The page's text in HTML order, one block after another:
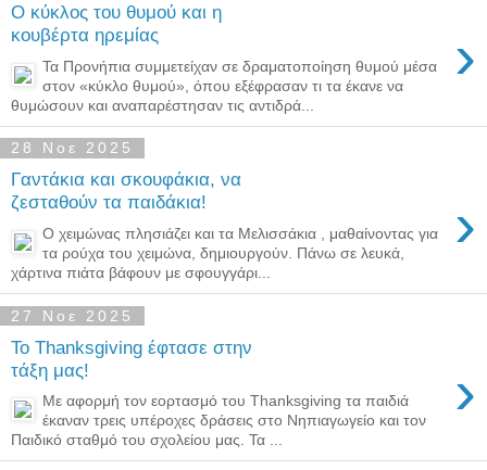
Ο κύκλος του θυμού και η
κουβέρτα ηρεμίας
›
Τα Προνήπια συμμετείχαν σε δραματοποίηση θυμού μέσα
στον «κύκλο θυμού», όπου εξέφρασαν τι τα έκανε να
θυμώσουν και αναπαρέστησαν τις αντιδρά...
28 Νοε 2025
Γαντάκια και σκουφάκια, να
ζεσταθούν τα παιδάκια!
›
Ο χειμώνας πλησιάζει και τα Μελισσάκια , μαθαίνοντας για
τα ρούχα του χειμώνα, δημιουργούν. Πάνω σε λευκά,
χάρτινα πιάτα βάφουν με σφουγγάρι...
27 Νοε 2025
Το Thanksgiving έφτασε στην
τάξη μας!
›
Με αφορμή τον εορτασμό του Thanksgiving τα παιδιά
έκαναν τρεις υπέροχες δράσεις στο Νηπιαγωγείο και τον
Παιδικό σταθμό του σχολείου μας. Τα ...